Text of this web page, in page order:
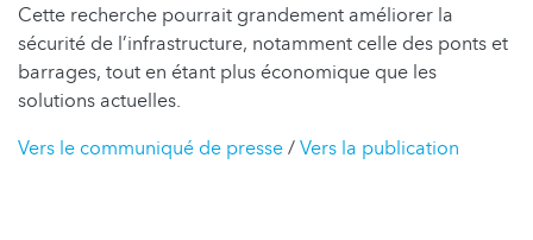
Cette recherche pourrait grandement améliorer la
sécurité de l’infrastructure, notamment celle des ponts et
barrages, tout en étant plus économique que les
solutions actuelles.
Vers le communiqué de presse/Vers la publication